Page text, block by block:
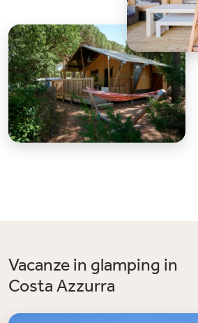
Vacanze in glamping in
Costa Azzurra